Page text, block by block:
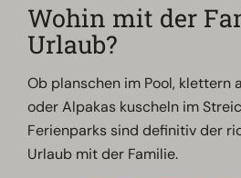
Wohin mit der
Urlaub?
Ob planschen im Pool, klettern
oder Alpakas kuscheln im
Ferienparks sind definitiv der
Urlaub mit der Familie.